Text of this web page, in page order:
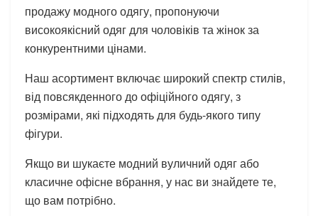
продажу модного одягу, пропонуючи
високоякісний одяг для чоловіків та жінок за
конкурентними цінами.
Наш асортимент включає широкий спектр стилів,
від повсякденного до офіційного одягу, з
розмірами, які підходять для будь-якого типу
фігури.
Якщо ви шукаєте модний вуличний одяг або
класичне офісне вбрання, у нас ви знайдете те,
що вам потрібно.